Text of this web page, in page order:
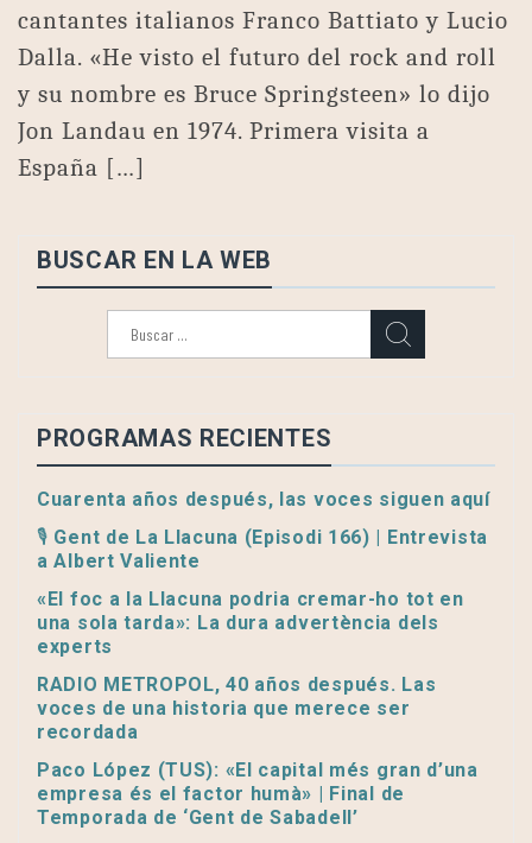
cantantes italianos Franco Battiato y Lucio
Dalla. «He visto el futuro del rock and roll
y su nombre es Bruce Springsteen» lo dijo
Jon Landau en 1974. Primera visita a
España […]
BUSCAR EN LA WEB
PROGRAMAS RECIENTES
Cuarenta años después, las voces siguen aquí
🎙️ Gent de La Llacuna (Episodi 166) | Entrevista
a Albert Valiente
«El foc a la Llacuna podria cremar-ho tot en
una sola tarda»: La dura advertència dels
experts
RADIO METROPOL, 40 años después. Las
voces de una historia que merece ser
recordada
Paco López (TUS): «El capital més gran d’una
empresa és el factor humà» | Final de
Temporada de ‘Gent de Sabadell’